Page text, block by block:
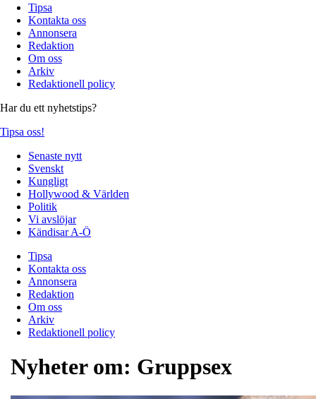
Tipsa
Kontakta oss
Annonsera
Redaktion
Om oss
Arkiv
Redaktionell policy
Har du ett nyhetstips?
Tipsa oss!
Senaste nytt
Svenskt
Kungligt
Hollywood & Världen
Politik
Vi avslöjar
Kändisar A-Ö
Tipsa
Kontakta oss
Annonsera
Redaktion
Om oss
Arkiv
Redaktionell policy
Nyheter om: Gruppsex